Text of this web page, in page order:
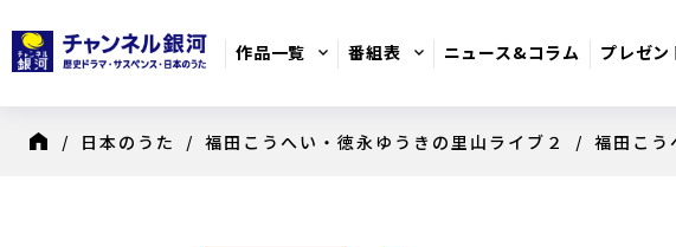
作品一覧 番組表 ニュース&コラム プレゼン
/ 日本のうた / 福田こうへい・徳永ゆうきの里山ライブ２ / 福田こう